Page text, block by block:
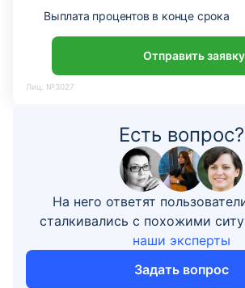
Выплата процентов в конце срока
Отправить заявку
Лиц. №3027
Есть вопрос?
На него ответят
сталкивались с похожими
наши эксперты
Задать вопрос